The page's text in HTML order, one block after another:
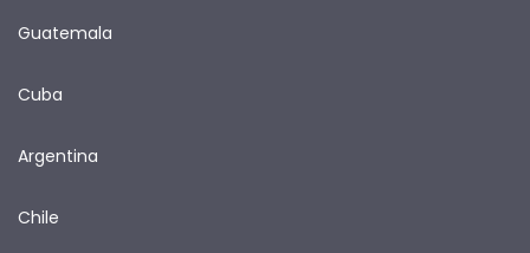
Guatemala
Cuba
Argentina
Chile